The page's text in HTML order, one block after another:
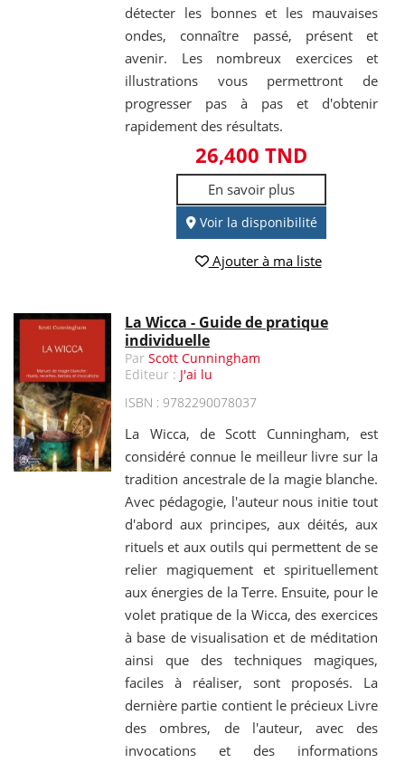
détecter les bonnes et les mauvaises
ondes, connaître passé, présent et
avenir. Les nombreux exercices et
illustrations vous permettront de
progresser pas à pas et d'obtenir
rapidement des résultats.
26,400 TND
En savoir plus
Voir la disponibilité
Ajouter à ma liste
La Wicca - Guide de pratique
individuelle
ParScott Cunningham
Editeur : J'ai lu
ISBN : 9782290078037
La Wicca, de Scott Cunningham, est
considéré connue le meilleur livre sur la
tradition ancestrale de la magie blanche.
Avec pédagogie, l'auteur nous initie tout
d'abord aux principes, aux déités, aux
rituels et aux outils qui permettent de se
relier magiquement et spirituellement
aux énergies de la Terre. Ensuite, pour le
volet pratique de la Wicca, des exercices
à base de visualisation et de méditation
ainsi que des techniques magiques,
faciles à réaliser, sont proposés. La
dernière partie contient le précieux Livre
des ombres, de l'auteur, avec des
invocations et des informations